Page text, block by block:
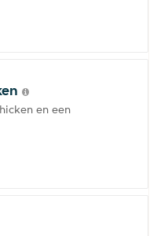
en een